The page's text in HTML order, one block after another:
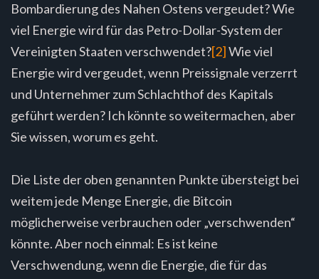
Bombardierung des Nahen Ostens vergeudet? Wie
viel Energie wird für das Petro-Dollar-System der
Vereinigten Staaten verschwendet?[2]Wie viel
Energie wird vergeudet, wenn Preissignale verzerrt
und Unternehmer zum Schlachthof des Kapitals
geführt werden? Ich könnte so weitermachen, aber
Sie wissen, worum es geht.
Die Liste der oben genannten Punkte übersteigt bei
weitem jede Menge Energie, die Bitcoin
möglicherweise verbrauchen oder „verschwenden“
könnte. Aber noch einmal: Es ist keine
Verschwendung, wenn die Energie, die für das